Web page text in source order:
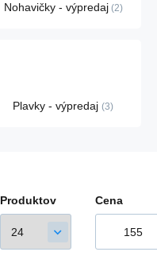
Nohavičky - výpredaj 2
Plavky - výpredaj 3
Produktov Cena